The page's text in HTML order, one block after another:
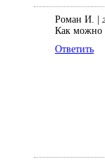
Роман И. |
Как можно
Ответить